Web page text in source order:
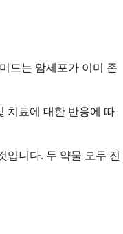
드는 암세포가 이미 존
치료에 대한 반응에 따
입니다. 두 약물 모두 진